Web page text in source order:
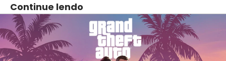
Continue lendo